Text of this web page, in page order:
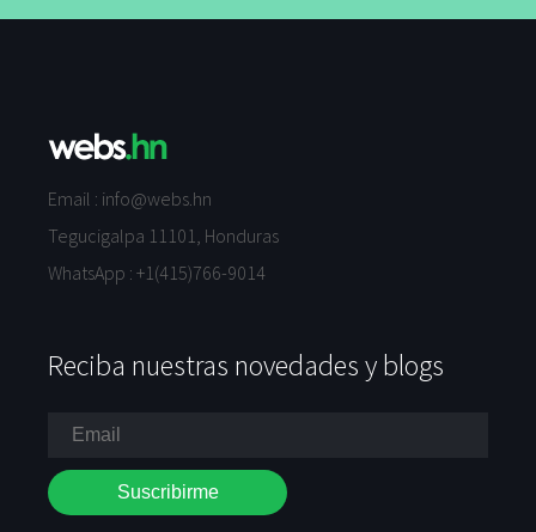
Email : info@webs.hn
Tegucigalpa 11101, Honduras
WhatsApp : +1(415)766-9014
Reciba nuestras novedades y blogs